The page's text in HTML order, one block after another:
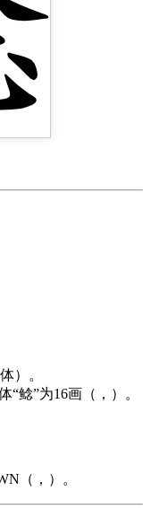
）。
“鲶”为16画（，）。
（，）。